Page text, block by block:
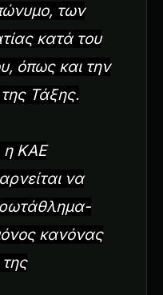
των
κατά του
όπως και την
Τάξης.
η ΚΑΕ
να
κανόνας
της